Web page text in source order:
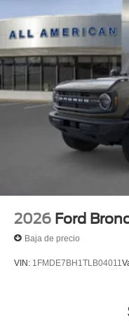
2026 Ford
Baja de precio
VIN: 1FMDE7BH1TLB04011